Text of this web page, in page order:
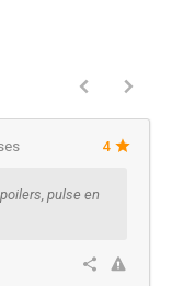
4
pulse en